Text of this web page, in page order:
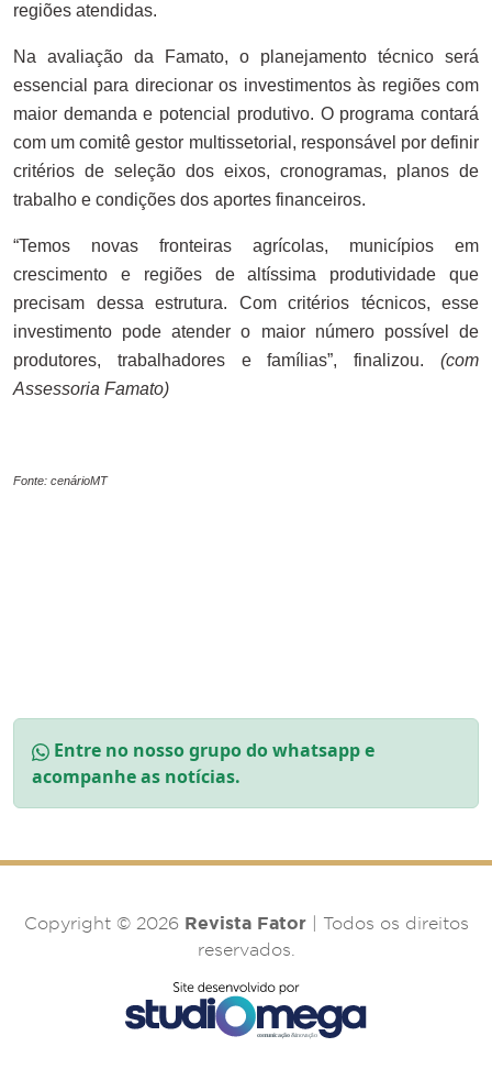
regiões atendidas.
Na avaliação da Famato, o planejamento técnico será
essencial para direcionar os investimentos às regiões com
maior demanda e potencial produtivo. O programa contará
com um comitê gestor multissetorial, responsável por definir
critérios de seleção dos eixos, cronogramas, planos de
trabalho e condições dos aportes financeiros.
“Temos novas fronteiras agrícolas, municípios em
crescimento e regiões de altíssima produtividade que
precisam dessa estrutura. Com critérios técnicos, esse
investimento pode atender o maior número possível de
produtores, trabalhadores e famílias”, finalizou. (com
Assessoria Famato)
Fonte: cenárioMT
Entre no nosso grupo do whatsapp e
acompanhe as notícias.
Copyright © 2026 Revista Fator| Todos os direitos
reservados.